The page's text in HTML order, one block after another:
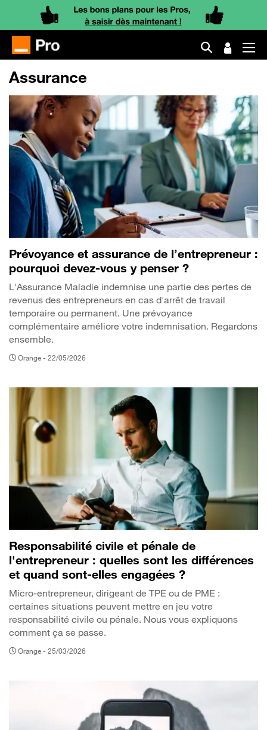
Assurance
Prévoyance et assurance de l’entrepreneur :
pourquoi devez-vous y penser ?
L'Assurance Maladie indemnise une partie des pertes de
revenus des entrepreneurs en cas d'arrêt de travail
temporaire ou permanent. Une prévoyance
complémentaire améliore votre indemnisation. Regardons
ensemble.
Orange - 22/05/2026
Responsabilité civile et pénale de
l'entrepreneur : quelles sont les différences
et quand sont-elles engagées ?
Micro-entrepreneur, dirigeant de TPE ou de PME :
certaines situations peuvent mettre en jeu votre
responsabilité civile ou pénale. Nous vous expliquons
comment ça se passe.
Orange - 25/03/2026